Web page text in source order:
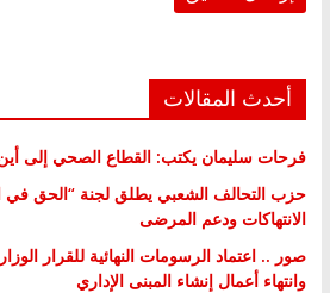
أحدث المقالات
فرحات سليمان يكتب: القطاع الصحي إلى
حزب التحالف الشعبي يطلق لجنة “الحق في
الانتهاكات ودعم المرضى
صور .. اعتماد الرسومات النهائية للقرار
وانتهاء أعمال إنشاء المبنى الإداري